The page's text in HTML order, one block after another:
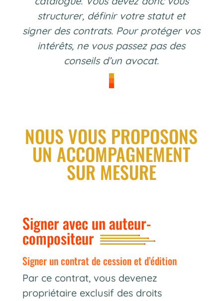
structurer, définir votre statut et
signer des contrats. Pour protéger vos
intérêts, ne vous passez pas des
conseils d’un avocat.
NOUS VOUS PROPOSONS
UN ACCOMPAGNEMENT
SUR MESURE
Signer avec un auteur-
compositeur
signer un contrat de cession et d’édition
Par ce contrat, vous devenez
propriétaire exclusif des droits